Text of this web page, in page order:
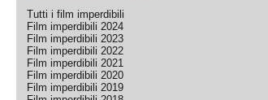
Tutti i film imperdibili
Film imperdibili 2024
Film imperdibili 2023
Film imperdibili 2022
Film imperdibili 2021
Film imperdibili 2020
Film imperdibili 2019